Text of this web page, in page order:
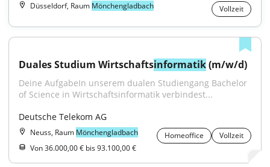
Düsseldorf, Raum Mönchengladbach Vollzeit
Duales Studium Wirtschaftsinformatik (m/w/d)
Deine AufgabeIn unserem dualen Studiengang Bachelor
of Science in Wirtschaftsinformatik verbindest...
Deutsche Telekom AG
Neuss, Raum Mönchengladbach Homeoffice
Vollzeit
Von 36.000,00 € bis 93.100,00 €